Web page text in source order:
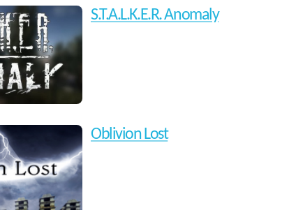
S.T.A.L.K.E.R. Anomaly
Oblivion Lost